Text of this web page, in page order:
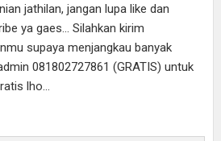
jathilan, jangan lupa like dan
ya gaes... Silahkan kirim
supaya menjangkau banyak
081802727861 (GRATIS) untuk
lho...